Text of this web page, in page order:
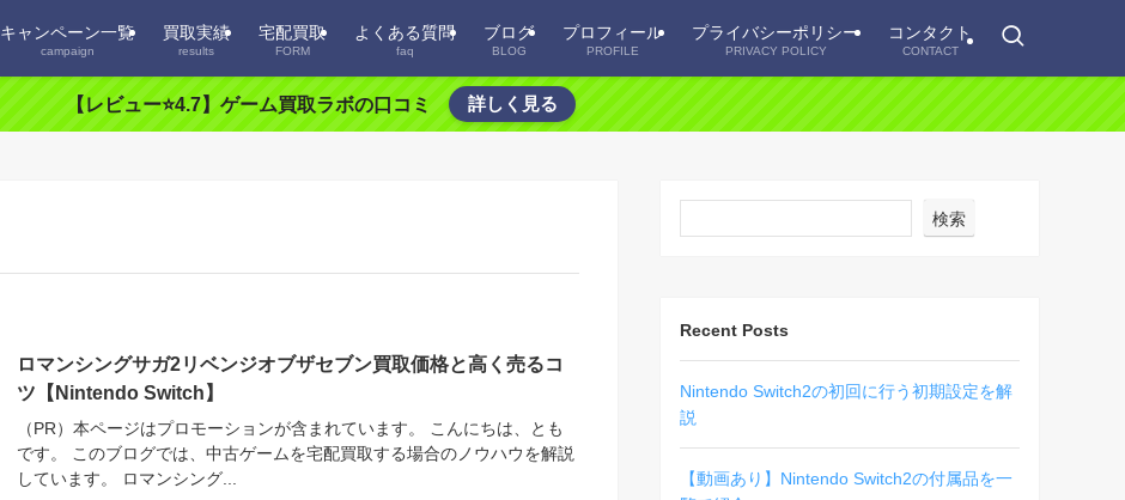
キャンペーン一覧
campaign
買取実績
results
宅配買取
FORM
よくある質問
faq
ブログ
BLOG
プロフィール
PROFILE
プライバシーポリシー
PRIVACY POLICY
コンタクト
CONTACT
【レビュー⭐️4.7】ゲーム買取ラボの口コミ 詳しく見る
ロマンシングサガ2リベンジオブザセブン買取価格と高く売るコ
ツ【Nintendo Switch】
（PR）本ページはプロモーションが含まれています。 こんにちは、とも
です。 このブログでは、中古ゲームを宅配買取する場合のノウハウを解説
しています。 ロマンシング...
検索
Recent Posts
Nintendo Switch2の初回に行う初期設定を解
説
【動画あり】Nintendo Switch2の付属品を一